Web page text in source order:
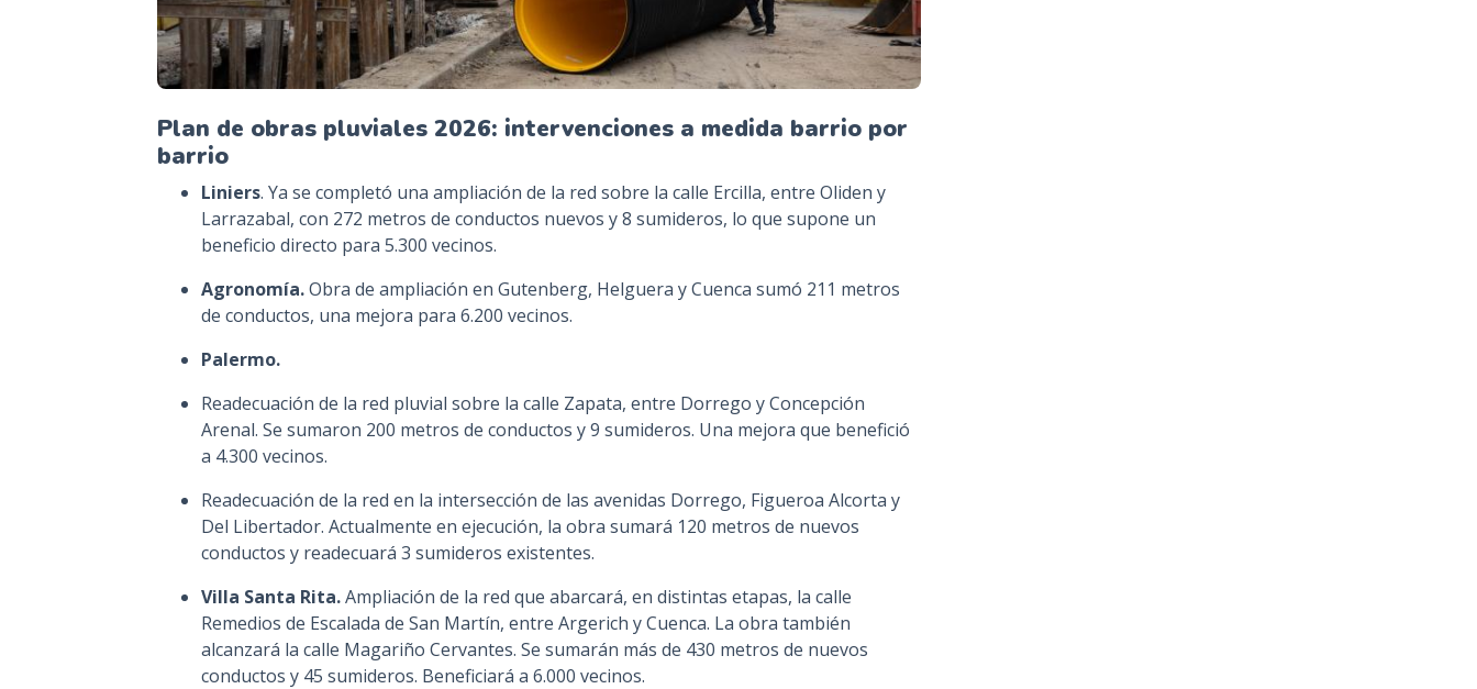
Plan de obras pluviales 2026: intervenciones a medida barrio por
barrio
Liniers. Ya se completó una ampliación de la red sobre la calle Ercilla, entre Oliden y
Larrazabal, con 272 metros de conductos nuevos y 8 sumideros, lo que supone un
beneficio directo para 5.300 vecinos.
Agronomía.Obra de ampliación en Gutenberg, Helguera y Cuenca sumó 211 metros
de conductos, una mejora para 6.200 vecinos.
Palermo.
Readecuación de la red pluvial sobre la calle Zapata, entre Dorrego y Concepción
Arenal. Se sumaron 200 metros de conductos y 9 sumideros. Una mejora que benefició
a 4.300 vecinos.
Readecuación de la red en la intersección de las avenidas Dorrego, Figueroa Alcorta y
Del Libertador. Actualmente en ejecución, la obra sumará 120 metros de nuevos
conductos y readecuará 3 sumideros existentes.
Villa Santa Rita.Ampliación de la red que abarcará, en distintas etapas, la calle
Remedios de Escalada de San Martín, entre Argerich y Cuenca. La obra también
alcanzará la calle Magariño Cervantes. Se sumarán más de 430 metros de nuevos
conductos y 45 sumideros. Beneficiará a 6.000 vecinos.